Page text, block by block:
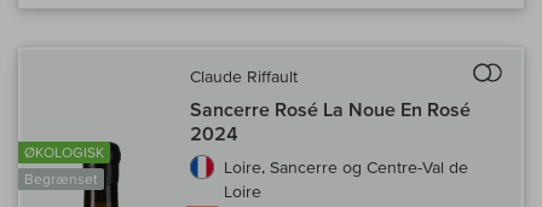
ØKOLOGISK
Begrænset
Claude Riffault
Sancerre Rosé La Noue En Rosé
2024
Loire, Sancerre og Centre-Val de
Loire